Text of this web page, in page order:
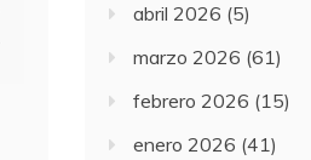
abril 2026 (5)
marzo 2026 (61)
febrero 2026 (15)
enero 2026 (41)